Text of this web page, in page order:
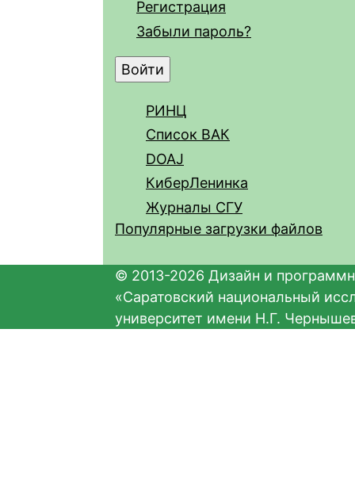
Регистрация
Забыли пароль?
РИНЦ
Список ВАК
DOAJ
КиберЛенинка
Журналы СГУ
Популярные загрузки файлов
© 2013-2026 Дизайн и
«Саратовский национальный
университет имени Н.Г.